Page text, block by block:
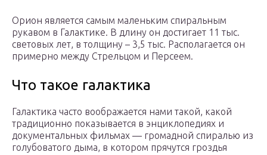
Орион является самым маленьким спиральным
рукавом в Галактике. В длину он достигает 11 тыс.
световых лет, в толщину – 3,5 тыс. Располагается он
примерно между Стрельцом и Персеем.
Что такое галактика
Галактика часто воображается нами такой, какой
традиционно показывается в энциклопедиях и
документальных фильмах — громадной спиралью из
голубоватого дыма, в котором прячутся гроздья